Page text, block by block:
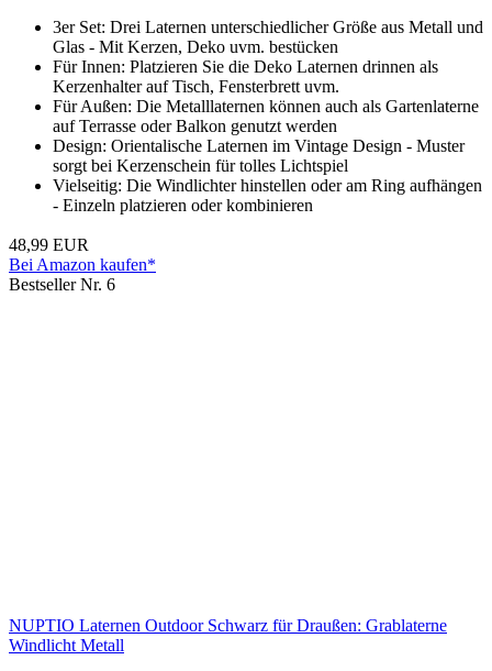
3er Set: Drei Laternen unterschiedlicher Größe aus Metall und
Glas - Mit Kerzen, Deko uvm. bestücken
Für Innen: Platzieren Sie die Deko Laternen drinnen als
Kerzenhalter auf Tisch, Fensterbrett uvm.
Für Außen: Die Metalllaternen können auch als Gartenlaterne
auf Terrasse oder Balkon genutzt werden
Design: Orientalische Laternen im Vintage Design - Muster
sorgt bei Kerzenschein für tolles Lichtspiel
Vielseitig: Die Windlichter hinstellen oder am Ring aufhängen
- Einzeln platzieren oder kombinieren
48,99 EUR
Bei Amazon kaufen*
Bestseller Nr. 6
NUPTIO Laternen Outdoor Schwarz für Draußen: Grablaterne
Windlicht Metall